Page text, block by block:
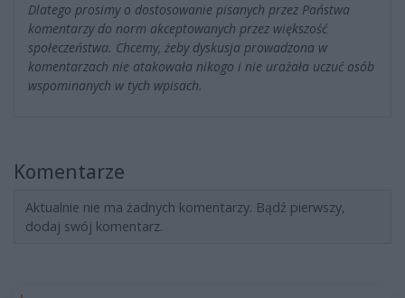
Dlatego prosimy o dostosowanie pisanych przez Państwa
komentarzy do norm akceptowanych przez większość
społeczeństwa. Chcemy, żeby dyskusja prowadzona w
komentarzach nie atakowała nikogo i nie urażała uczuć osób
wspominanych w tych wpisach.
Komentarze
Aktualnie nie ma żadnych komentarzy. Bądź pierwszy,
dodaj swój komentarz.